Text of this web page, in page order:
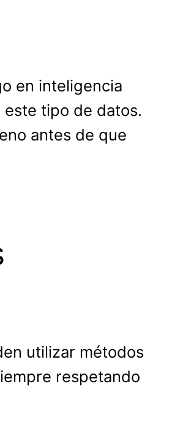
en inteligencia
tipo de datos.
antes de que
utilizar métodos
respetando